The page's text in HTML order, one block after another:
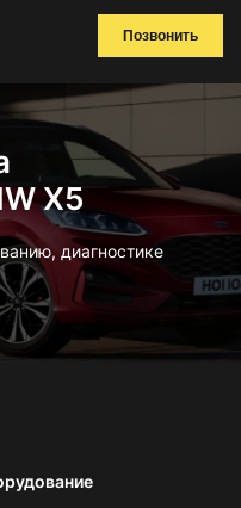
Позвонить
X5
диагностике